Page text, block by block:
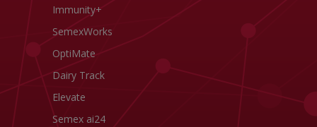
Immunity+
SemexWorks
OptiMate
Dairy Track
Elevate
Semex ai24